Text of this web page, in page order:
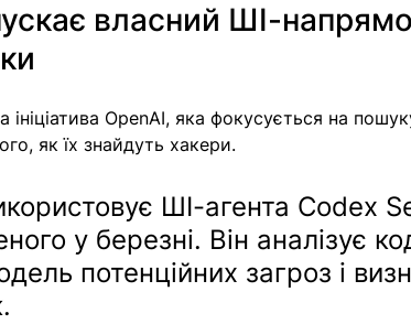
власний ШІ-
OpenAI, яка фокусується на
як їх знайдуть хакери.
ШІ-агента Codex
у березні. Він аналізує
потенційних загроз і